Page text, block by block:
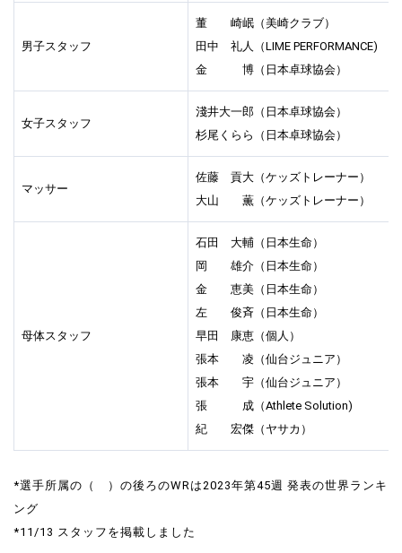
男子スタッフ
董 崎岷（美崎クラブ）
田中 礼人（LIME PERFORMANCE)
金 博（日本卓球協会）
女子スタッフ
淺井大一郎（日本卓球協会）
杉尾くらら（日本卓球協会）
マッサー
佐藤 貢大（ケッズトレーナー）
大山 薫（ケッズトレーナー）
母体スタッフ
石田 大輔（日本生命）
岡 雄介（日本生命）
金 恵美（日本生命）
左 俊斉（日本生命）
早田 康恵（個人）
張本 凌（仙台ジュニア）
張本 宇（仙台ジュニア）
張 成（Athlete Solution)
紀 宏傑（ヤサカ）
*選手所属の（ ）の後ろのWRは2023年第45週 発表の世界ランキ
ング
*11/13 スタッフを掲載しました